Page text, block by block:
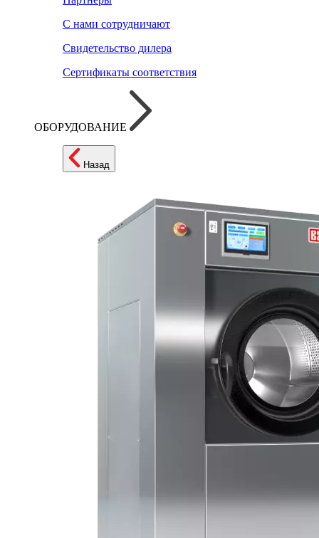
С нами сотрудничают
Свидетельство дилера
Сертификаты соответствия
ОБОРУДОВАНИЕ
Назад